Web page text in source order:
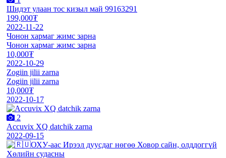
Шидэт улаан тос кизыл май 99163291
199,000₮
2022-11-22
Чонон хармаг жимс зарна
Чонон хармаг жимс зарна
10,000₮
2022-10-29
Zogiin jilii zarna
Zogiin jilii zarna
10,000₮
2022-10-17
2
Ассuvix XQ datchik zarna
2022-09-15